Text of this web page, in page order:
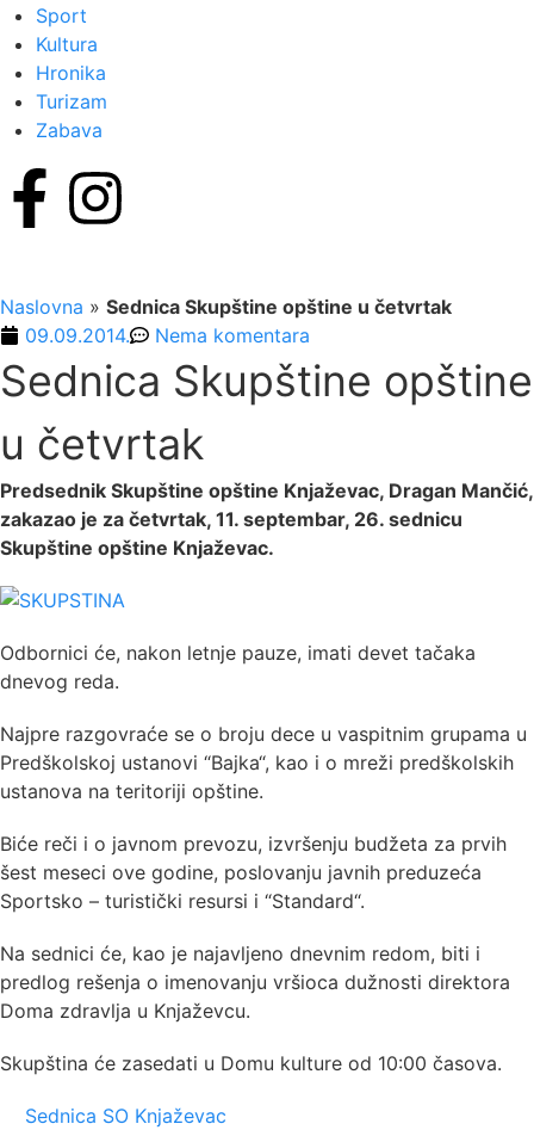
Sport
Kultura
Hronika
Turizam
Zabava
Naslovna » Sednica Skupštine opštine u četvrtak
09.09.2014.
Nema komentara
Sednica Skupštine opštine
u četvrtak
Predsednik Skupštine opštine Knjaževac, Dragan Mančić,
zakazao je za četvrtak, 11. septembar, 26. sednicu
Skupštine opštine Knjaževac.
Odbornici će, nakon letnje pauze, imati devet tačaka
dnevog reda.
Najpre razgovraće se o broju dece u vaspitnim grupama u
Predškolskoj ustanovi “Bajka“, kao i o mreži predškolskih
ustanova na teritoriji opštine.
Biće reči i o javnom prevozu, izvršenju budžeta za prvih
šest meseci ove godine, poslovanju javnih preduzeća
Sportsko – turistički resursi i “Standard“.
Na sednici će, kao je najavljeno dnevnim redom, biti i
predlog rešenja o imenovanju vršioca dužnosti direktora
Doma zdravlja u Knjaževcu.
Skupština će zasedati u Domu kulture od 10:00 časova.
Sednica SO Knjaževac